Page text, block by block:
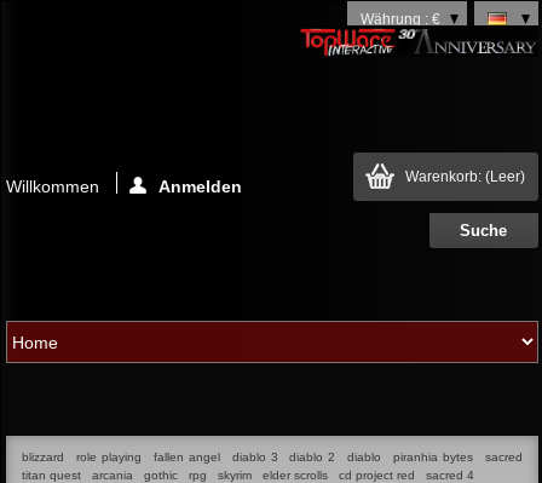
Währung : €
Warenkorb: (Leer)
Willkommen Anmelden
blizzard role playing fallen angel diablo 3 diablo 2 diablo piranhia bytes
sacred
titan quest
arcania gothic rpg skyrim elder scrolls cd project red sacred 4